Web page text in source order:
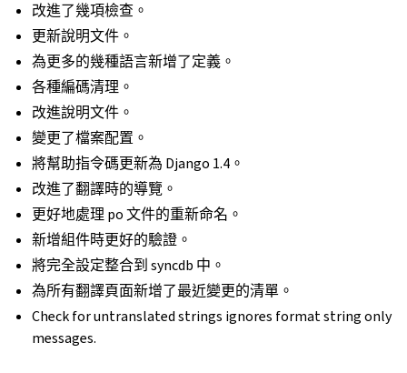
改進了幾項檢查。
更新說明文件。
為更多的幾種語言新增了定義。
各種編碼清理。
改進說明文件。
變更了檔案配置。
將幫助指令碼更新為 Django 1.4。
改進了翻譯時的導覽。
更好地處理 po 文件的重新命名。
新增組件時更好的驗證。
將完全設定整合到 syncdb 中。
為所有翻譯頁面新增了最近變更的清單。
Check for untranslated strings ignores format string only
messages.